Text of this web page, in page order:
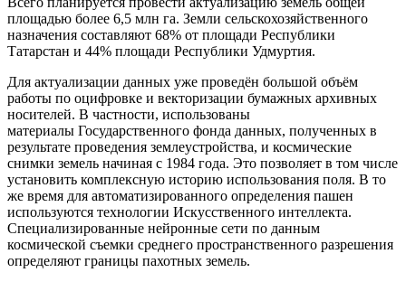
площадью более 6,5 млн га. Земли сельскохозяйственного
назначения составляют 68% от площади Республики
Татарстан и 44% площади Республики Удмуртия.
Для актуализации данных уже проведён большой объём
работы по оцифровке и векторизации бумажных архивных
носителей. В частности, использованы
материалы Государственного фонда данных, полученных в
результате проведения землеустройства, и космические
снимки земель начиная с 1984 года. Это позволяет в том числе
установить комплексную историю использования поля. В то
же время для автоматизированного определения пашен
используются технологии Искусственного интеллекта.
Специализированные нейронные сети по данным
космической съемки среднего пространственного разрешения
определяют границы пахотных земель.